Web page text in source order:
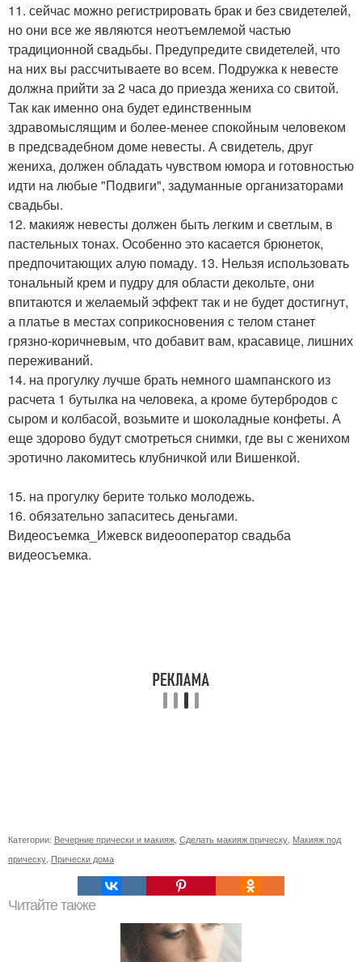
11. сейчас можно регистрировать брак и без свидетелей,
но они все же являются неотъемлемой частью
традиционной свадьбы. Предупредите свидетелей, что
на них вы рассчитываете во всем. Подружка к невесте
должна прийти за 2 часа до приезда жениха со свитой.
Так как именно она будет единственным
здравомыслящим и более-менее спокойным человеком
в предсвадебном доме невесты. А свидетель, друг
жениха, должен обладать чувством юмора и готовностью
идти на любые "Подвиги", задуманные организаторами
свадьбы.
12. макияж невесты должен быть легким и светлым, в
пастельных тонах. Особенно это касается брюнеток,
предпочитающих алую помаду. 13. Нельзя использовать
тональный крем и пудру для области декольте, они
впитаются и желаемый эффект так и не будет достигнут,
а платье в местах соприкосновения с телом станет
грязно-коричневым, что добавит вам, красавице, лишних
переживаний.
14. на прогулку лучше брать немного шампанского из
расчета 1 бутылка на человека, а кроме бутербродов с
сыром и колбасой, возьмите и шоколадные конфеты. А
еще здорово будут смотреться снимки, где вы с женихом
эротично лакомитесь клубничкой или Вишенкой.
15. на прогулку берите только молодежь.
16. обязательно запаситесь деньгами.
Видеосъемка_Ижевск видеооператор свадьба
видеосъемка.
Категории: Вечерние прически и макияж, Сделать макияж прическу, Макияж под
прическу, Прически дома
Читайте также